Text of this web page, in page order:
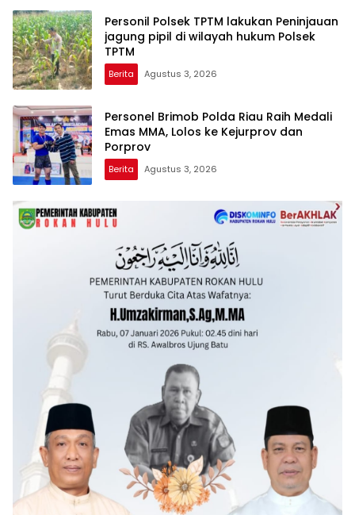
Personil Polsek TPTM lakukan Peninjauan
jagung pipil di wilayah hukum Polsek
TPTM
Berita Agustus 3, 2026
Personel Brimob Polda Riau Raih Medali
Emas MMA, Lolos ke Kejurprov dan
Porprov
Berita Agustus 3, 2026